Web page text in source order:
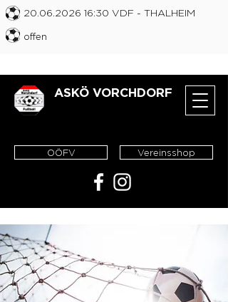
ASKÖ VORCHDORF
OÖFV Vereinsshop
20.06.2026 16:30 VDF - THALHEIM
offen